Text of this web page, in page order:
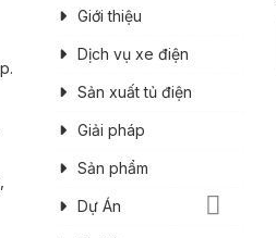
Giới thiệu
Dịch vụ xe điện
Sản xuất tủ điện
Giải pháp
Sản phẩm
Dự Án